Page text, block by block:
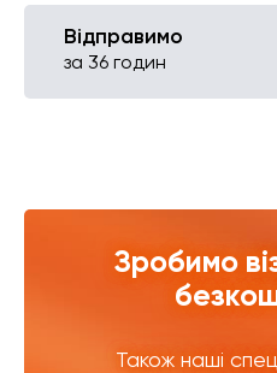
Відправимо
за 36 годин
Зробимо
Також наші